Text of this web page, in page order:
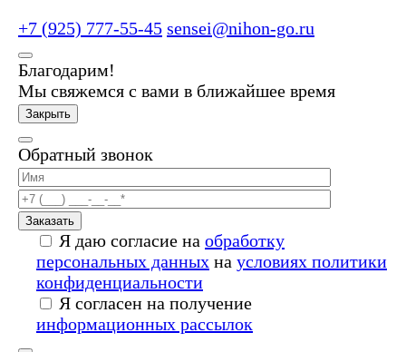
+7 (925) 777-55-45 sensei@nihon-go.ru
Благодарим!
Мы свяжемся с вами в ближайшее время
Закрыть
Обратный звонок
Заказать
Я даю согласие на обработку
персональных данных на условиях политики
конфиденциальности
Я согласен на получение
информационных рассылок